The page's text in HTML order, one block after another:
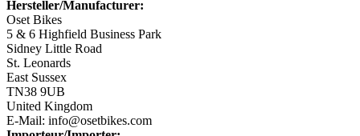
Hersteller/Manufacturer:
Oset Bikes
5 & 6 Highfield Business Park
Sidney Little Road
St. Leonards
East Sussex
TN38 9UB
United Kingdom
E-Mail: info@osetbikes.com